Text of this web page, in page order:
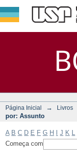
Página Inicial → Livros
por: Assunto
A B C D E F G H J K
Começa com